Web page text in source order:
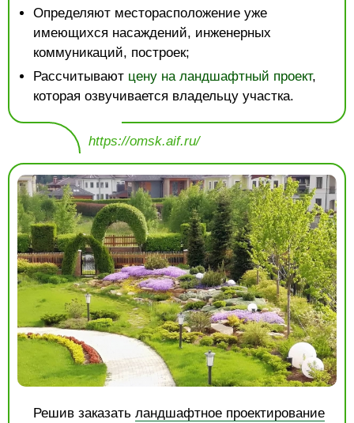
Определяют месторасположение уже
имеющихся насаждений, инженерных
коммуникаций, построек;
Рассчитывают цену на ландшафтный проект,
которая озвучивается владельцу участка.
https://omsk.aif.ru/
Решив заказать ландшафтное проектирование